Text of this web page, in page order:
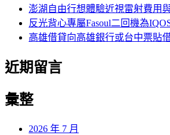
澎湖自由行想體驗近視雷射費用
反光背心專屬Fasoul二回機為
高雄借貸向高雄銀行或台中票貼
近期留言
彙整
2026 年 7 月